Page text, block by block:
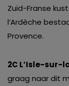
Zuid-Franse
l’Ardèche
Provence.
2C L’Isle-sur-
graag naar dit